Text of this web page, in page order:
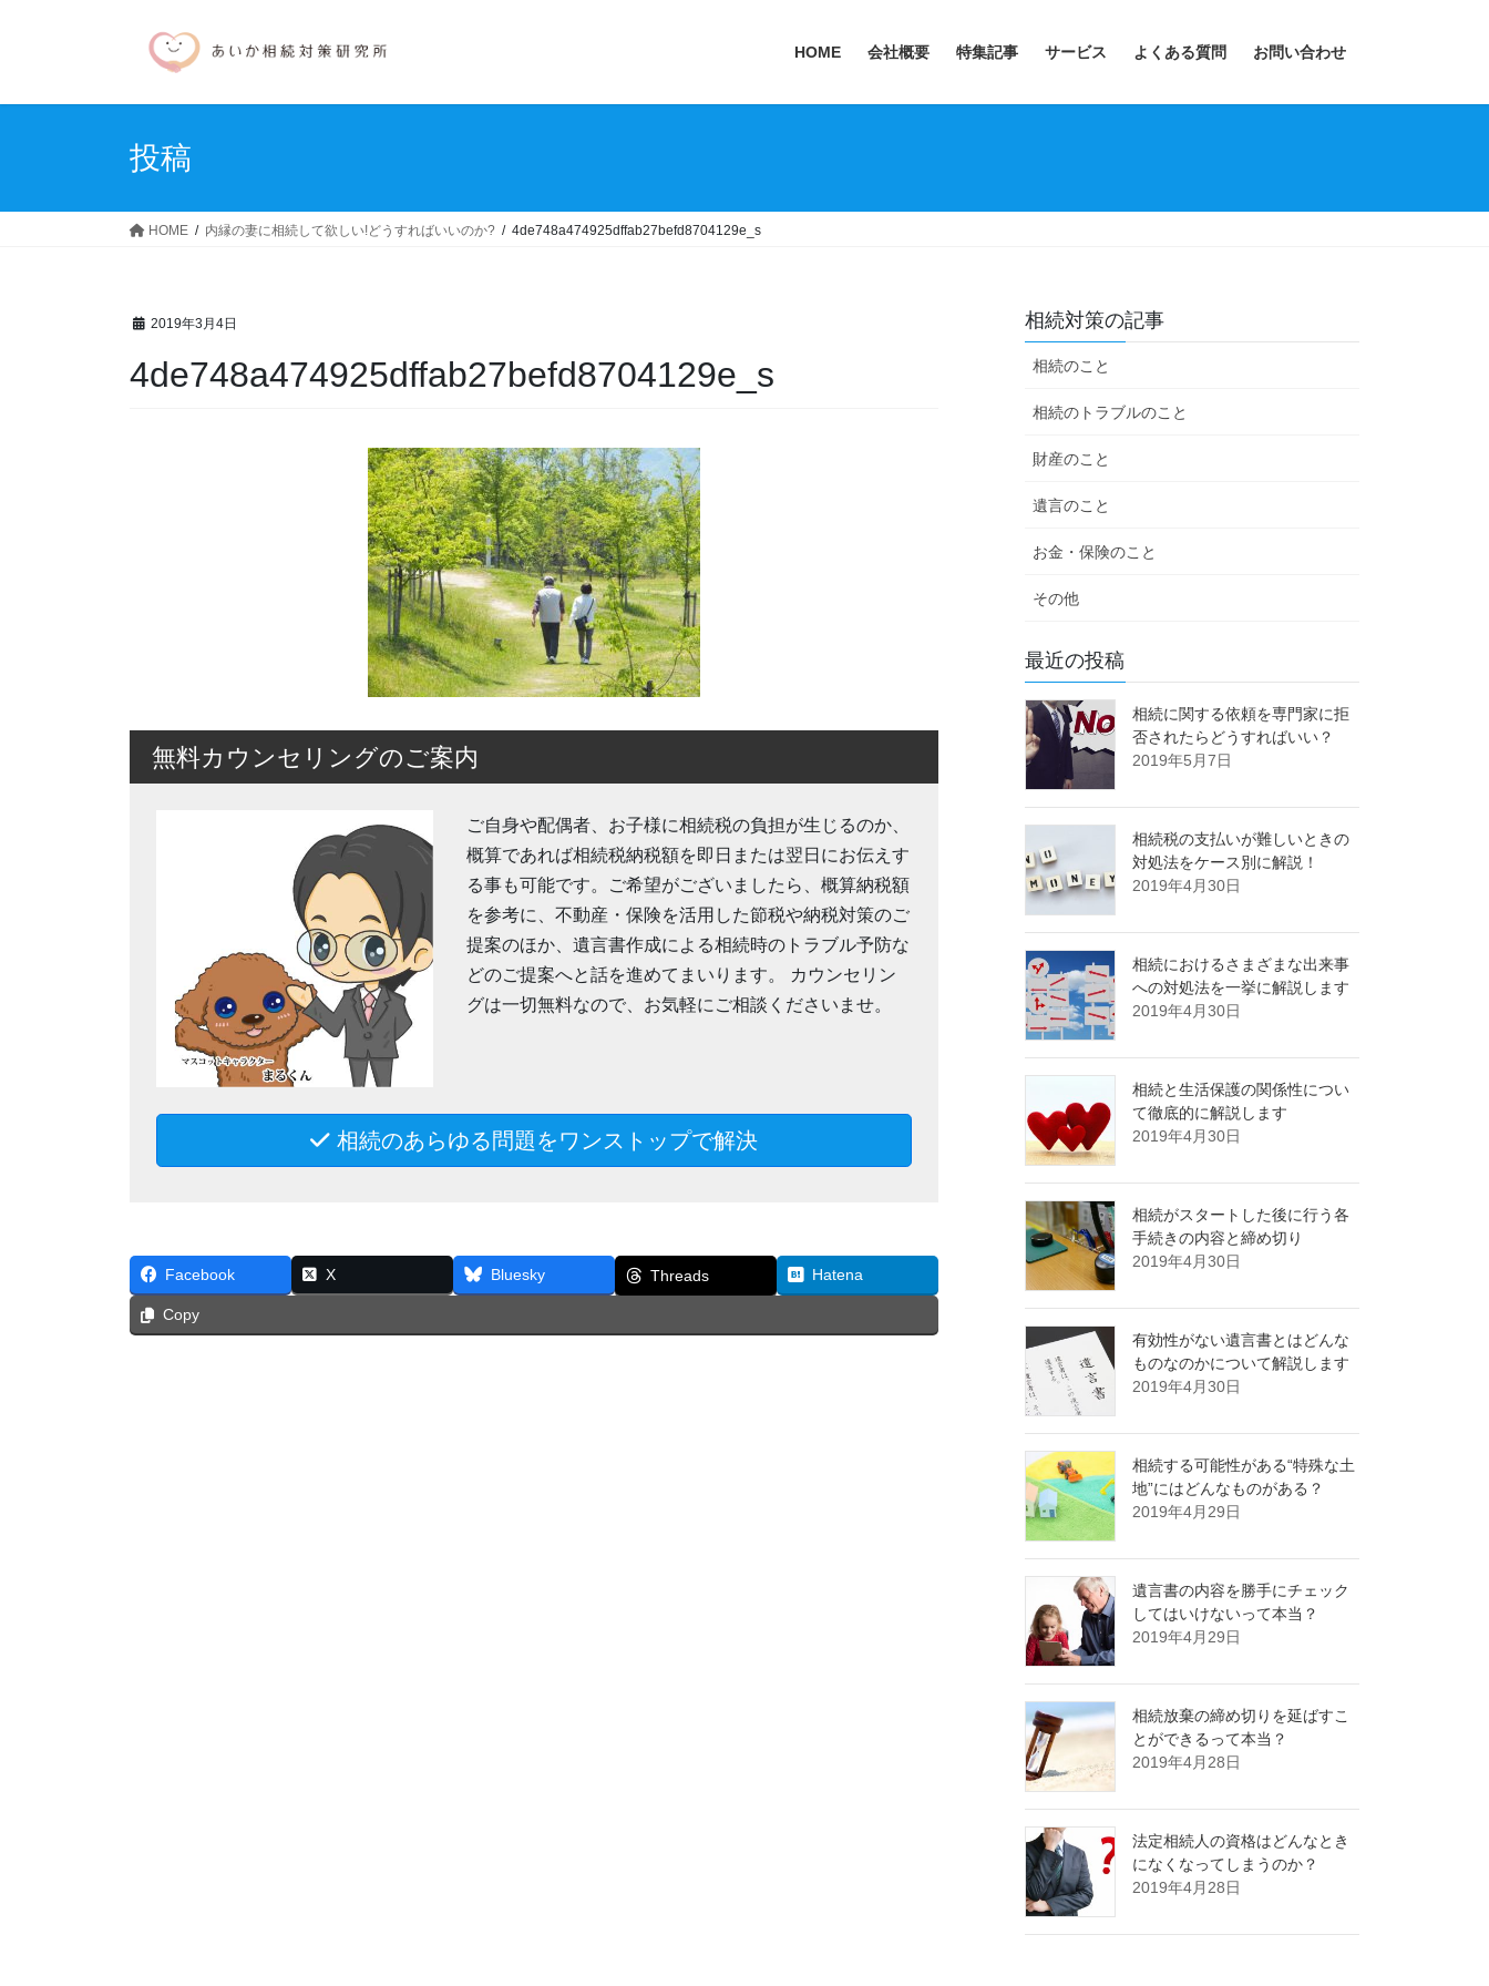
HOME 会社概要 特集記事 サービス よくある質問 お問い合わせ
投稿
HOME 内縁の妻に相続して欲しい!どうすればいいのか? 4de748a474925dffab27befd8704129e_s
2019年3月4日
4de748a474925dffab27befd8704129e_s
無料カウンセリングのご案内
ご自身や配偶者、お子様に相続税の負担が生じるのか、
概算であれば相続税納税額を即日または翌日にお伝えす
る事も可能です。ご希望がございましたら、概算納税額
を参考に、不動産・保険を活用した節税や納税対策のご
提案のほか、遺言書作成による相続時のトラブル予防な
どのご提案へと話を進めてまいります。 カウンセリン
グは一切無料なので、お気軽にご相談くださいませ。
相続のあらゆる問題をワンストップで解決
Facebook X Bluesky Threads Hatena
Copy
相続対策の記事
相続のこと
相続のトラブルのこと
財産のこと
遺言のこと
お金・保険のこと
その他
最近の投稿
相続に関する依頼を専門家に拒
否されたらどうすればいい？
2019年5月7日
相続税の支払いが難しいときの
対処法をケース別に解説！
2019年4月30日
相続におけるさまざまな出来事
への対処法を一挙に解説します
2019年4月30日
相続と生活保護の関係性につい
て徹底的に解説します
2019年4月30日
相続がスタートした後に行う各
手続きの内容と締め切り
2019年4月30日
有効性がない遺言書とはどんな
ものなのかについて解説します
2019年4月30日
相続する可能性がある“特殊な土
地”にはどんなものがある？
2019年4月29日
遺言書の内容を勝手にチェック
してはいけないって本当？
2019年4月29日
相続放棄の締め切りを延ばすこ
とができるって本当？
2019年4月28日
法定相続人の資格はどんなとき
になくなってしまうのか？
2019年4月28日